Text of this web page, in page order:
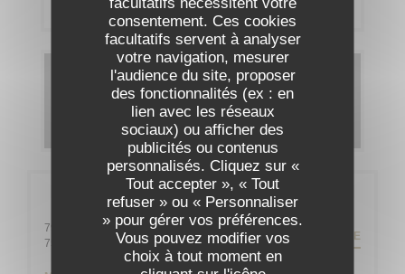
consentement. Ces cookies
facultatifs servent à analyser
votre navigation, mesurer
l'audience du site, proposer
des fonctionnalités (ex : en
lien avec les réseaux
sociaux) ou afficher des
publicités ou contenus
personnalisés. Cliquez sur «
Tout accepter », « Tout
refuser » ou « Personnaliser
» pour gérer vos préférences.
Vous pouvez modifier vos
choix à tout moment en
Cartes & Menus
DÉCOUVRIR NOTRE CARTE
Infos pratiques
79 rue Daguerre - 01 43 21 92 29
75014 Paris
((ouvre une nouvelle fenêtre))
ITINÉRAIRE